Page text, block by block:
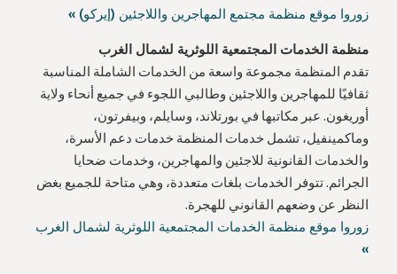
زوروا موقع منظمة مجتمع المهاجرين واللاجئين (إيركو) »
منظمة الخدمات المجتمعية اللوثرية لشمال الغرب
تقدم المنظمة مجموعة واسعة من الخدمات الشاملة المناسبة
ثقافيًا للمهاجرين واللاجئين وطالبي اللجوء في جميع أنحاء ولاية
أوريغون. عبر مكاتبها في بورتلاند، وسايلم، وبيفرتون،
وماكمينفيل، تشمل خدمات المنظمة خدمات دعم الأسرة،
والخدمات القانونية للاجئين والمهاجرين، وخدمات ضحايا
الجرائم. تتوفر الخدمات بلغات متعددة، وهي متاحة للجميع بغض
النظر عن وضعهم القانوني للهجرة.
زوروا موقع منظمة الخدمات المجتمعية اللوثرية لشمال الغرب
»